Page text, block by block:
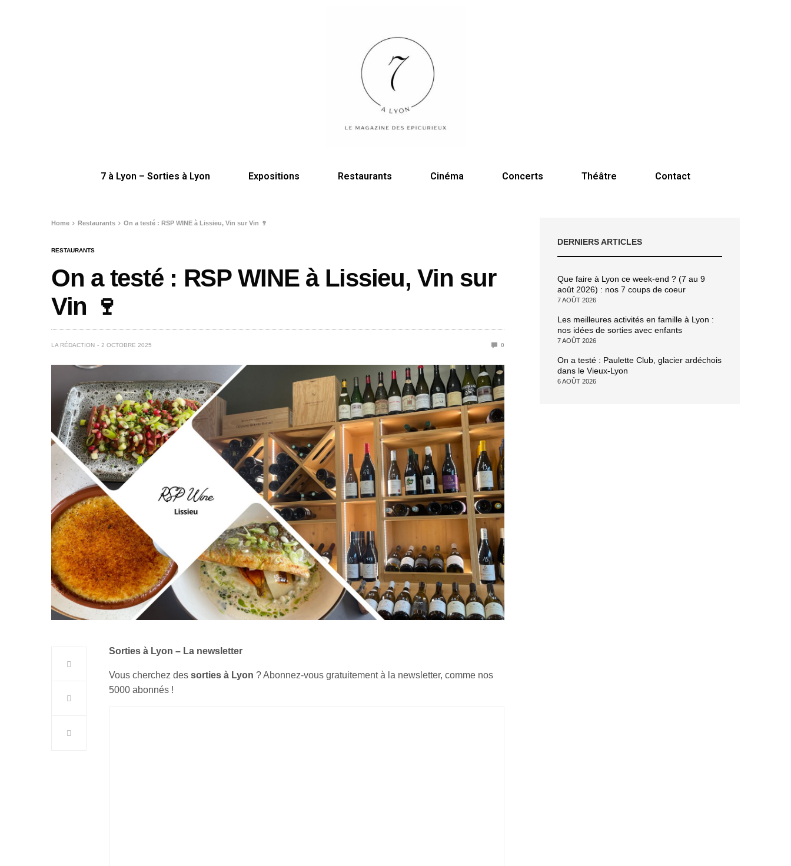
7 à Lyon – Sorties à Lyon Expositions Restaurants Cinéma Concerts Théâtre Contact
Home Restaurants On a testé : RSP WINE à Lissieu, Vin sur Vin 🍷
RESTAURANTS
On a testé : RSP WINE à Lissieu, Vin sur
Vin 🍷
LA RÉDACTION 2 OCTOBRE 2025 0
Sorties à Lyon – La newsletter
Vous cherchez dessorties à Lyon ? Abonnez-vous gratuitement à la newsletter, comme nos
5000 abonnés !
DERNIERS ARTICLES
Que faire à Lyon ce week-end ? (7 au 9
août 2026) : nos 7 coups de coeur
7 AOÛT 2026
Les meilleures activités en famille à Lyon :
nos idées de sorties avec enfants
7 AOÛT 2026
On a testé : Paulette Club, glacier ardéchois
dans le Vieux-Lyon
6 AOÛT 2026